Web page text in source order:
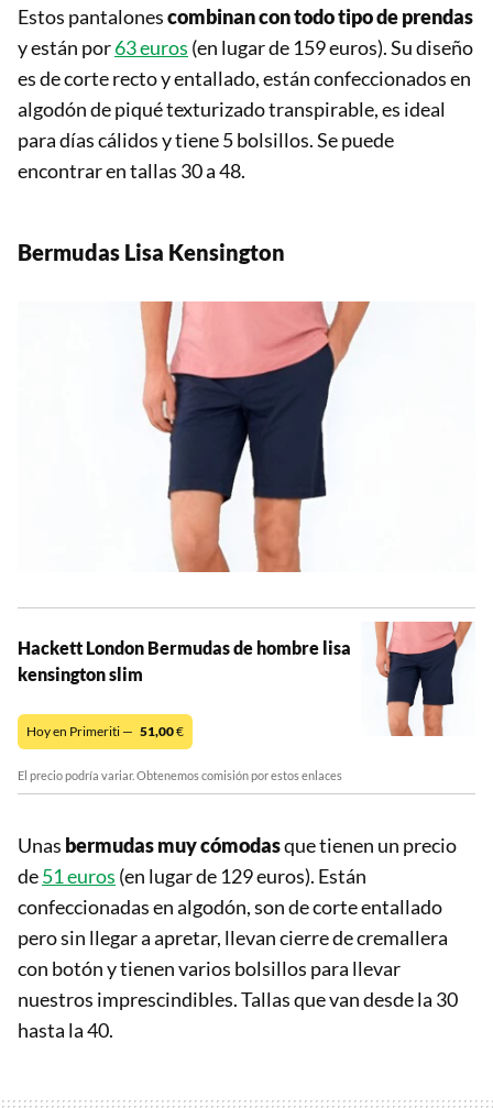
Estos pantalonescombinan con todo tipo de prendas
y están por63 euros (en lugar de 159 euros). Su diseño
es de corte recto y entallado, están confeccionados en
algodón de piqué texturizado transpirable, es ideal
para días cálidos y tiene 5 bolsillos. Se puede
encontrar en tallas 30 a 48.
Bermudas Lisa Kensington
Hackett London Bermudas de hombre lisa
kensington slim
Hoy en Primeriti — 51,00€
El precio podría variar. Obtenemos comisión por estos enlaces
Unas bermudas muy cómodasque tienen un precio
de51 euros (en lugar de 129 euros). Están
confeccionadas en algodón, son de corte entallado
pero sin llegar a apretar, llevan cierre de cremallera
con botón y tienen varios bolsillos para llevar
nuestros imprescindibles. Tallas que van desde la 30
hasta la 40.